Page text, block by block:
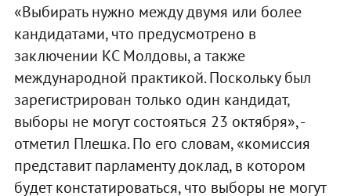
«Выбирать нужно между двумя или более
кандидатами, что предусмотрено в
заключении КС Молдовы, а также
международной практикой. Поскольку был
зарегистрирован только один кандидат,
выборы не могут состояться 23 октября», -
отметил Плешка. По его словам, «комиссия
представит парламенту доклад, в котором
будет констатироваться, что выборы не могут